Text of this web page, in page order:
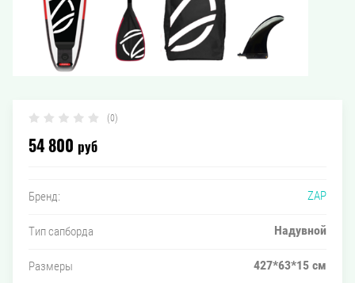
(0)
54 800 руб
Бренд: ZAP
Тип сапборда Надувной
Размеры 427*63*15 см